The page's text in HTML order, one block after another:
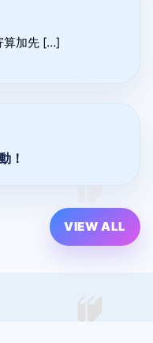
算加先 […]
！
VIEW ALL